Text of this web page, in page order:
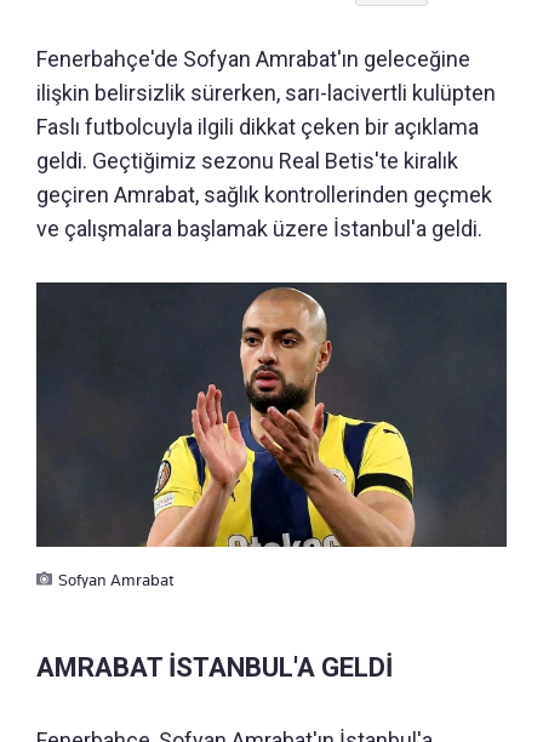
Fenerbahçe'de Sofyan Amrabat'ın geleceğine
ilişkin belirsizlik sürerken, sarı-lacivertli kulüpten
Faslı futbolcuyla ilgili dikkat çeken bir açıklama
geldi. Geçtiğimiz sezonu Real Betis'te kiralık
geçiren Amrabat, sağlık kontrollerinden geçmek
ve çalışmalara başlamak üzere İstanbul'a geldi.
Sofyan Amrabat
AMRABAT İSTANBUL'A GELDİ